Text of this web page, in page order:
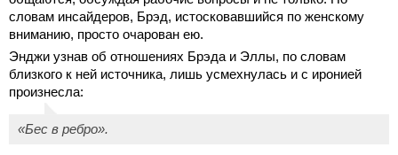
словам инсайдеров, Брэд, истосковавшийся по женскому
вниманию, просто очарован ею.
Энджи узнав об отношениях Брэда и Эллы, по словам
близкого к ней источника, лишь усмехнулась и с иронией
произнесла:
«Бес в ребро».